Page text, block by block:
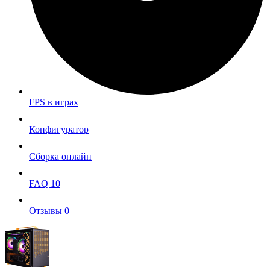
FPS в играх
Конфигуратор
Сборка онлайн
FAQ 10
Отзывы 0